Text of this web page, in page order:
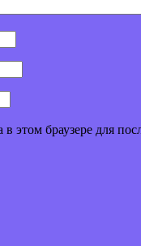
в этом браузере для